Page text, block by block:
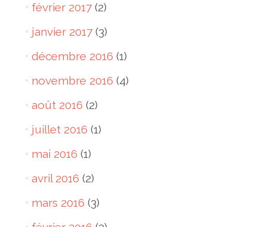
février 2017(2)
janvier 2017(3)
décembre 2016 (1)
novembre 2016 (4)
août 2016 (2)
juillet 2016 (1)
mai 2016 (1)
avril 2016 (2)
mars 2016 (3)